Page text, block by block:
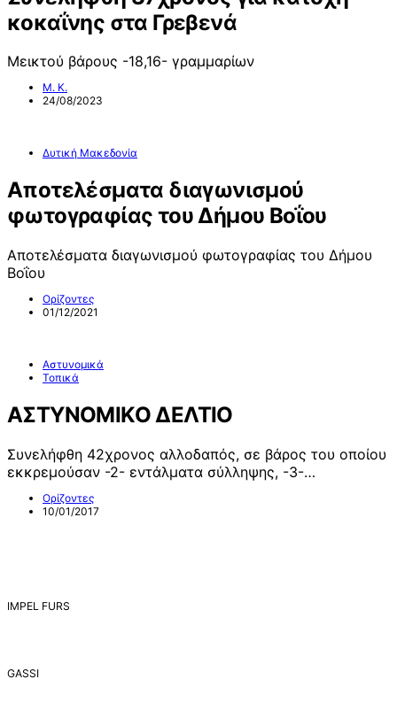
κοκαΐνης στα Γρεβενά
Μεικτού βάρους -18,16- γραμμαρίων
Μ. Κ.
24/08/2023
Δυτική Μακεδονία
Αποτελέσματα διαγωνισμού
φωτογραφίας του Δήμου Βοΐου
Αποτελέσματα διαγωνισμού φωτογραφίας του Δήμου
Βοΐου
Ορίζοντες
01/12/2021
Αστυνομικά
Τοπικά
ΑΣΤΥΝΟΜΙΚΟ ΔΕΛΤΙΟ
Συνελήφθη 42χρονος αλλοδαπός, σε βάρος του οποίου
εκκρεμούσαν -2- εντάλματα σύλληψης, -3-…
Ορίζοντες
10/01/2017
IMPEL FURS
GASSI